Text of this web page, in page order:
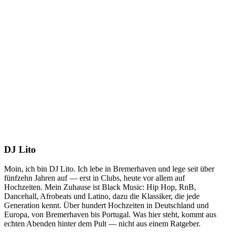
DJ Lito
Moin, ich bin DJ Lito. Ich lebe in Bremerhaven und lege seit über
fünfzehn Jahren auf — erst in Clubs, heute vor allem auf
Hochzeiten. Mein Zuhause ist Black Music: Hip Hop, RnB,
Dancehall, Afrobeats und Latino, dazu die Klassiker, die jede
Generation kennt. Über hundert Hochzeiten in Deutschland und
Europa, von Bremerhaven bis Portugal. Was hier steht, kommt aus
echten Abenden hinter dem Pult — nicht aus einem Ratgeber.